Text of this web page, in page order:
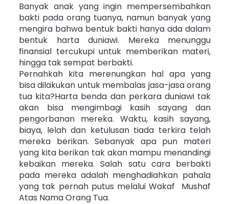
Banyak anak yang ingin mempersembahkan
bakti pada orang tuanya, namun banyak yang
mengira bahwa bentuk bakti hanya ada dalam
bentuk harta duniawi. Mereka menunggu
finansial tercukupi untuk memberikan materi,
hingga tak sempat berbakti.
Pernahkah kita merenungkan hal apa yang
bisa dilakukan untuk membalas jasa-jasa orang
tua kita?Harta benda dan perkara duniawi tak
akan bisa mengimbagi kasih sayang dan
pengorbanan mereka. Waktu, kasih sayang,
biaya, lelah dan ketulusan tiada terkira telah
mereka berikan. Sebanyak apa pun materi
yang kita berikan tak akan mampu menandingi
kebaikan mereka. Salah satu cara berbakti
pada mereka adalah menghadiahkan pahala
yang tak pernah putus melalui Wakaf  Mushaf
Atas Nama Orang Tua.